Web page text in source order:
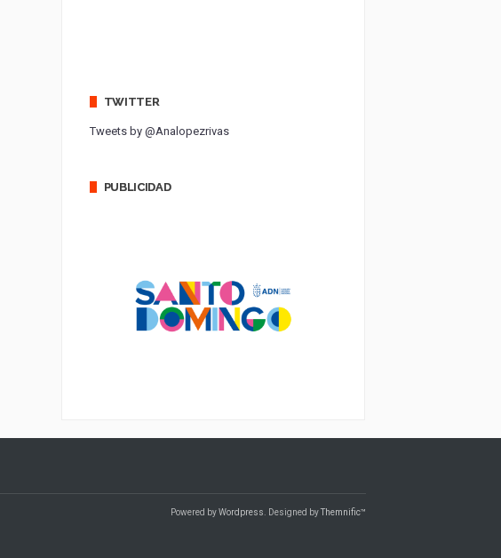
TWITTER
Tweets by @Analopezrivas
PUBLICIDAD
Powered byWordpress . Designed byThemnific™